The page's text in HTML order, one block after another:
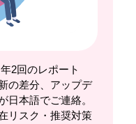
2回のレポート
の差分、アップデ
日本語でご連絡。
リスク・推奨対策